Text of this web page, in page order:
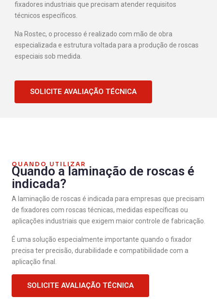
fixadores industriais que precisam atender requisitos
técnicos específicos.
Na Rostec, o processo é realizado com mão de obra
especializada e estrutura voltada para a produção de roscas
especiais sob medida.
SOLICITE AVALIAÇÃO TÉCNICA
QUANDO UTILIZAR
Quando a laminação de roscas é
indicada?
A laminação de roscas é indicada para empresas que precisam
de fixadores com roscas técnicas, medidas específicas ou
aplicações industriais que exigem maior controle de fabricação.
É uma solução especialmente importante quando o fixador
precisa ter precisão, durabilidade e compatibilidade com a
aplicação final.
SOLICITE AVALIAÇÃO TÉCNICA